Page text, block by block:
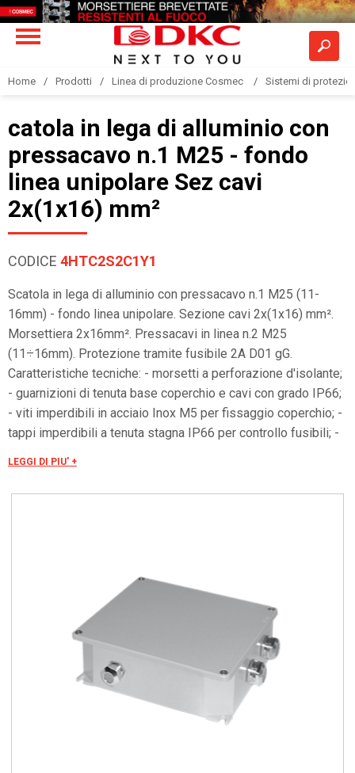
Home Prodotti Linea di produzione Cosmec Sistemi di
catola in lega di alluminio con
pressacavo n.1 M25 - fondo
linea unipolare Sez cavi
2x(1x16) mm²
CODICE 4HTC2S2C1Y1
Scatola in lega di alluminio con pressacavo n.1 M25 (11-
16mm) - fondo linea unipolare. Sezione cavi 2x(1x16) mm².
Morsettiera 2x16mm². Pressacavi in linea n.2 M25
(11÷16mm). Protezione tramite fusibile 2A D01 gG.
Caratteristiche tecniche: - morsetti a perforazione d'isolante;
- guarnizioni di tenuta base coperchio e cavi con grado IP66;
- viti imperdibili in acciaio Inox M5 per fissaggio coperchio; -
tappi imperdibili a tenuta stagna IP66 per controllo fusibili; -
LEGGI DI PIU' +